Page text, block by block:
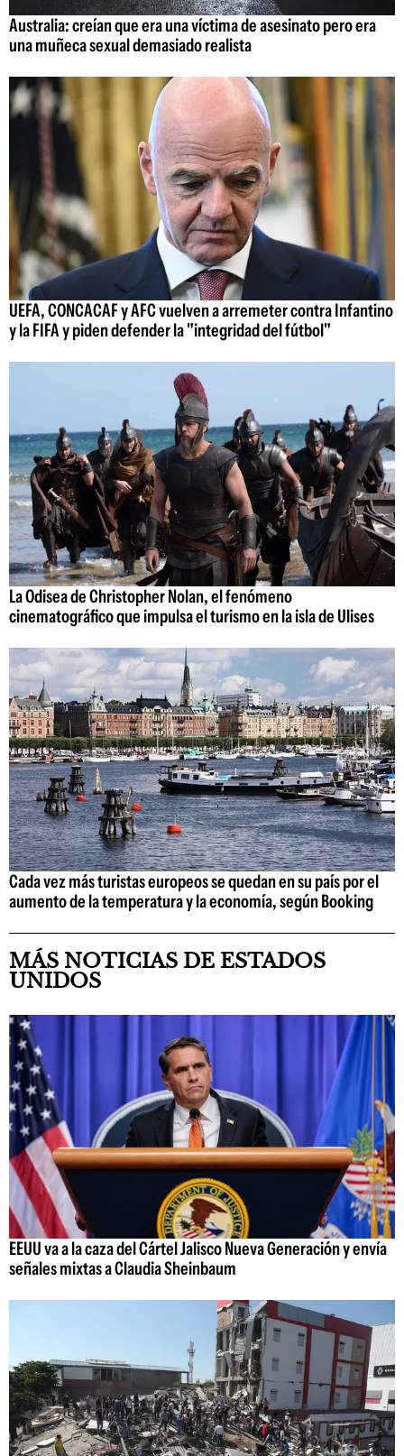
Australia: creían que era una víctima de asesinato pero era
una muñeca sexual demasiado realista
UEFA, CONCACAF y AFC vuelven a arremeter contra Infantino
y la FIFA y piden defender la "integridad del fútbol"
La Odisea de Christopher Nolan, el fenómeno
cinematográfico que impulsa el turismo en la isla de Ulises
Cada vez más turistas europeos se quedan en su país por el
aumento de la temperatura y la economía, según Booking
MÁS NOTICIAS DE ESTADOS
UNIDOS
EEUU va a la caza del Cártel Jalisco Nueva Generación y envía
señales mixtas a Claudia Sheinbaum